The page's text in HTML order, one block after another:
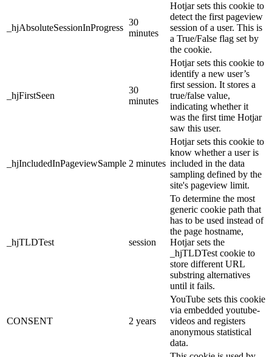
_hjAbsoluteSessionInProgress
30
minutes
Hotjar sets this cookie to
detect the first pageview
session of a user. This is
a True/False flag set by
the cookie.
_hjFirstSeen
30
minutes
Hotjar sets this cookie to
identify a new user’s
first session. It stores a
true/false value,
indicating whether it
was the first time Hotjar
saw this user.
_hjIncludedInPageviewSample 2 minutes
Hotjar sets this cookie to
know whether a user is
included in the data
sampling defined by the
site's pageview limit.
_hjTLDTest session
To determine the most
generic cookie path that
has to be used instead of
the page hostname,
Hotjar sets the
_hjTLDTest cookie to
store different URL
substring alternatives
until it fails.
CONSENT 2 years
YouTube sets this cookie
via embedded youtube-
videos and registers
anonymous statistical
data.